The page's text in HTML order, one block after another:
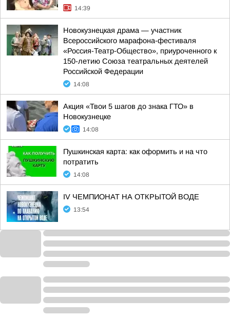
14:39
Новокузнецкая драма — участник
Всероссийского марафона-фестиваля
«Россия-Театр-Общество», приуроченного к
150-летию Союза театральных деятелей
Российской Федерации
14:08
Акция «Твои 5 шагов до знака ГТО» в
Новокузнецке
14:08
Пушкинская карта: как оформить и на что
потратить
14:08
IV ЧЕМПИОНАТ НА ОТКРЫТОЙ ВОДЕ
13:54